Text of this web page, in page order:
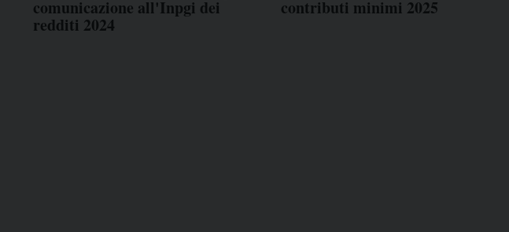
comunicazione all'Inpgi dei
redditi 2024
contributi minimi 2025